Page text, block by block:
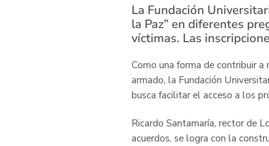
La Fundación
la Paz” en diferentes
víctimas. Las
Como una forma de contribuir
armado, la Fundación
busca facilitar el acceso a los
Ricardo Santamaría, rector de
acuerdos, se logra con la